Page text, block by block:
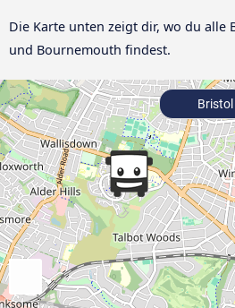
Die Karte unten zeigt dir, wo du alle
und Bournemouth findest.
Bristol